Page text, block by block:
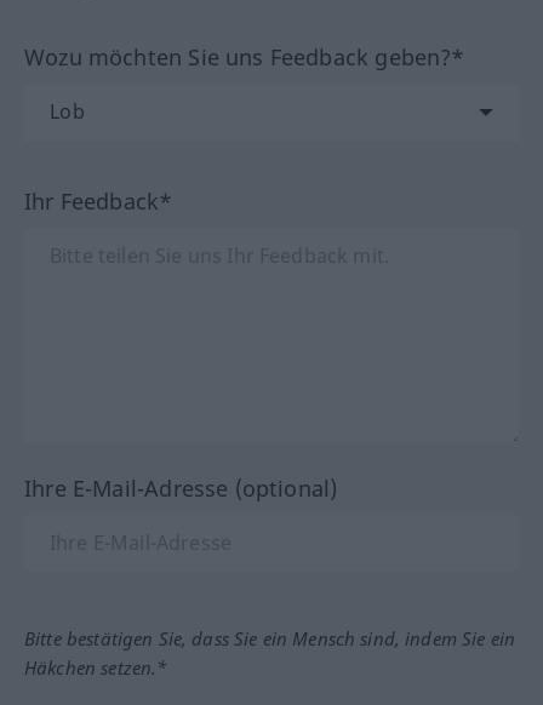
Wozu möchten Sie uns Feedback geben?*
Ihr Feedback*
Ihre E-Mail-Adresse (optional)
Bitte bestätigen Sie, dass Sie ein Mensch sind, indem Sie ein
Häkchen setzen.*